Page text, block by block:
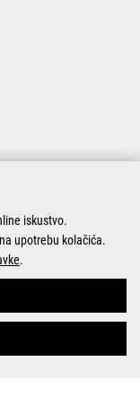
iskustvo.
upotrebu kolačića.
.